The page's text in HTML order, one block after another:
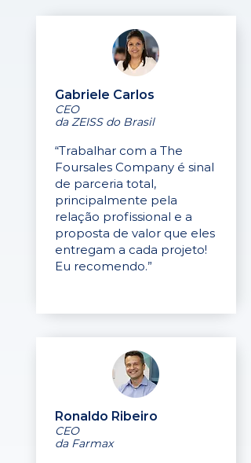
Gabriele Carlos
CEO
da ZEISS do Brasil
“Trabalhar com a The
Foursales Company é sinal
de parceria total,
principalmente pela
relação profissional e a
proposta de valor que eles
entregam a cada projeto!
Eu recomendo.”
Ronaldo Ribeiro
CEO
da Farmax